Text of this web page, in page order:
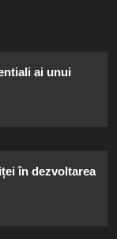
ai unui
în dezvoltarea